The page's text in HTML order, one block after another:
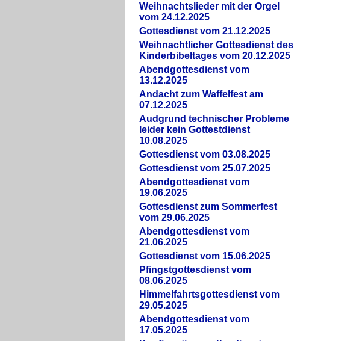
Weihnachtslieder mit der Orgel
vom 24.12.2025
Gottesdienst vom 21.12.2025
Weihnachtlicher Gottesdienst des
Kinderbibeltages vom 20.12.2025
Abendgottesdienst vom
13.12.2025
Andacht zum Waffelfest am
07.12.2025
Audgrund technischer Probleme
leider kein Gottestdienst
10.08.2025
Gottesdienst vom 03.08.2025
Gottesdienst vom 25.07.2025
Abendgottesdienst vom
19.06.2025
Gottesdienst zum Sommerfest
vom 29.06.2025
Abendgottesdienst vom
21.06.2025
Gottesdienst vom 15.06.2025
Pfingstgottesdienst vom
08.06.2025
Himmelfahrtsgottesdienst vom
29.05.2025
Abendgottesdienst vom
17.05.2025